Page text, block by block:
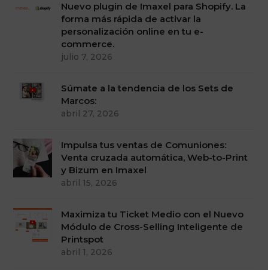
Nuevo plugin de Imaxel para Shopify. La
forma más rápida de activar la
personalización online en tu e-
commerce.
julio 7, 2026
Súmate a la tendencia de los Sets de
Marcos:
abril 27, 2026
Impulsa tus ventas de Comuniones:
Venta cruzada automática, Web-to-Print
y Bizum en Imaxel
abril 15, 2026
Maximiza tu Ticket Medio con el Nuevo
Módulo de Cross-Selling Inteligente de
Printspot
abril 1, 2026